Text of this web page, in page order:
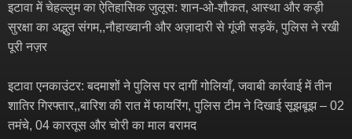
इटावा में चेहल्लुम का ऐतिहासिक जुलूस: शान-ओ-शौकत, आस्था और कड़ी
सुरक्षा का अद्भुत संगम,,नौहाख्वानी और अज़ादारी से गूंजी सड़कें, पुलिस ने रखी
पूरी नज़र
इटावा एनकाउंटर: बदमाशों ने पुलिस पर दागीं गोलियाँ, जवाबी कार्रवाई में तीन
शातिर गिरफ्तार,,बारिश की रात में फायरिंग, पुलिस टीम ने दिखाई सूझबूझ – 02
तमंचे, 04 कारतूस और चोरी का माल बरामद